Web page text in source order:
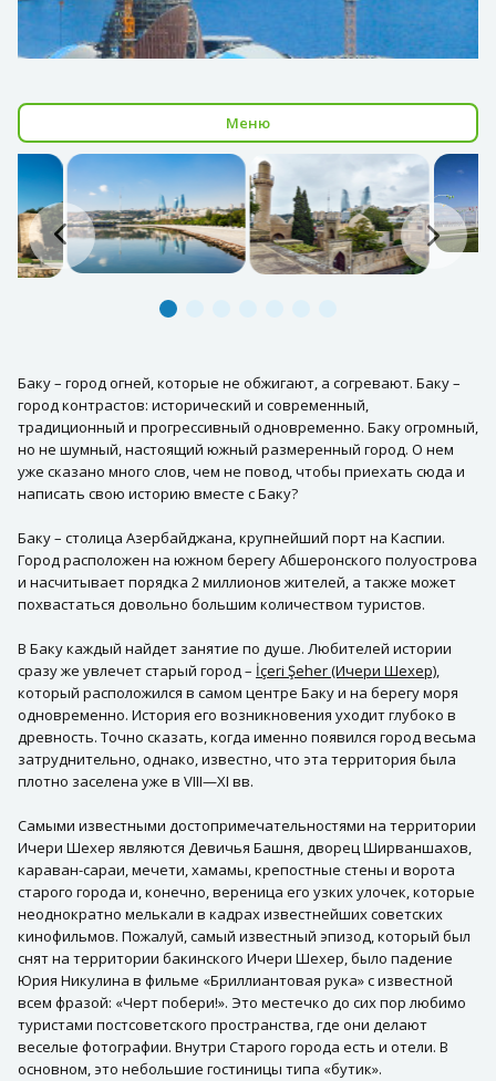
Меню
Баку – город огней, которые не обжигают, а согревают. Баку –
город контрастов: исторический и современный,
традиционный и прогрессивный одновременно. Баку огромный,
но не шумный, настоящий южный размеренный город. О нем
уже сказано много слов, чем не повод, чтобы приехать сюда и
написать свою историю вместе с Баку?
Баку – столица Азербайджана, крупнейший порт на Каспии.
Город расположен на южном берегу Абшеронского полуострова
и насчитывает порядка 2 миллионов жителей, а также может
похвастаться довольно большим количеством туристов.
В Баку каждый найдет занятие по душе. Любителей истории
сразу же увлечет старый город – İçeri Şeher (Ичери Шехер),
который расположился в самом центре Баку и на берегу моря
одновременно. История его возникновения уходит глубоко в
древность. Точно сказать, когда именно появился город весьма
затруднительно, однако, известно, что эта территория была
плотно заселена уже в VIII—XI вв.
Самыми известными достопримечательностями на территории
Ичери Шехер являются Девичья Башня, дворец Ширваншахов,
караван-сараи, мечети, хамамы, крепостные стены и ворота
старого города и, конечно, вереница его узких улочек, которые
неоднократно мелькали в кадрах известнейших советских
кинофильмов. Пожалуй, самый известный эпизод, который был
снят на территории бакинского Ичери Шехер, было падение
Юрия Никулина в фильме «Бриллиантовая рука» с известной
всем фразой: «Черт побери!». Это местечко до сих пор любимо
туристами постсоветского пространства, где они делают
веселые фотографии. Внутри Старого города есть и отели. В
основном, это небольшие гостиницы типа «бутик».